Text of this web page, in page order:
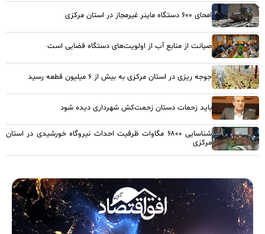
امحای ۶۰۰ دستگاه ماینر غیرمجاز در استان مرکزی
صیانت از منابع آب از اولویت‌های دستگاه قضایی است
جوجه ریزی در استان مرکزی به بیش از ۶ میلیون قطعه رسید
باید زحمات دستان زحمت‌کش شهرداری دیده شود
شناسایی ۶۸۰۰ مگاوات ظرفیت احداث نیروگاه خورشیدی در استان
مرکزی